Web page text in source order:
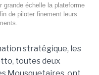
grande échelle la plateforme
de piloter finement leurs
stratégique, les
toutes deux